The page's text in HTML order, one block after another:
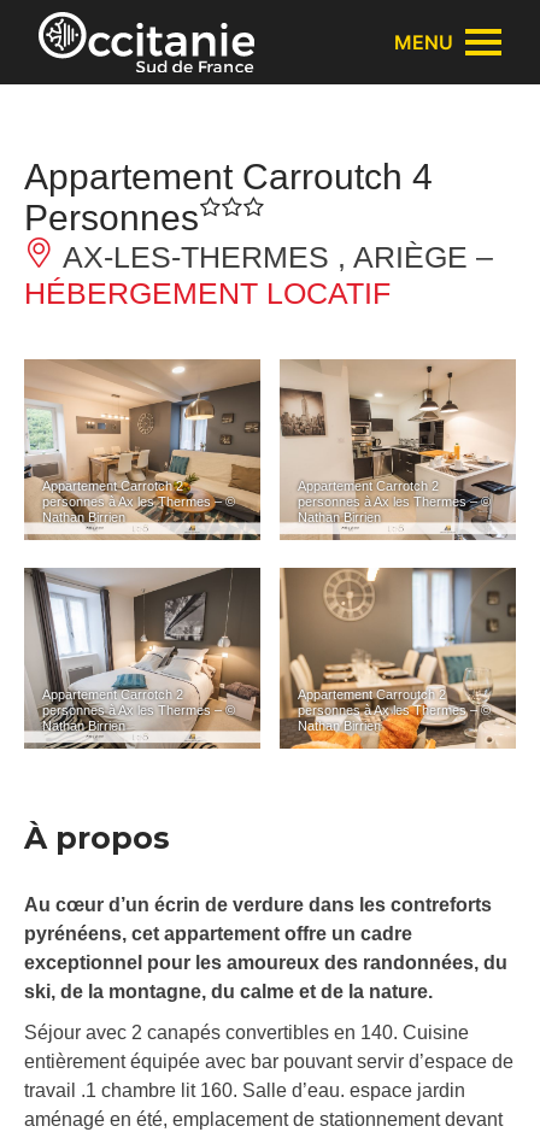
Panneau de gestion des cookies
MENU
Appartement Carroutch 4
Personnes
AX-LES-THERMES , ARIÈGE –
HÉBERGEMENT LOCATIF
Appartement Carrotch 2
personnes à Ax les Thermes – ©
Nathan Birrien
Appartement Carrotch 2
personnes à Ax les Thermes – ©
Nathan Birrien
Appartement Carrotch 2
personnes à Ax les Thermes – ©
Nathan Birrien
Appartement Carroutch 2
personnes à Ax les Thermes – ©
Nathan Birrien
À propos
Au cœur d’un écrin de verdure dans les contreforts
pyrénéens, cet appartement offre un cadre
exceptionnel pour les amoureux des randonnées, du
ski, de la montagne, du calme et de la nature.
Séjour avec 2 canapés convertibles en 140. Cuisine
entièrement équipée avec bar pouvant servir d’espace de
travail .1 chambre lit 160. Salle d’eau. espace jardin
aménagé en été, emplacement de stationnement devant